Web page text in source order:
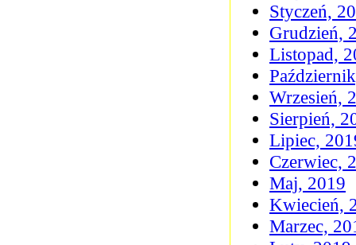
Styczeń,
Grudzień,
Listopad,
Wrzesień,
Sierpień,
Lipiec,
Czerwiec,
Maj, 2019
Kwiecień,
Marzec,